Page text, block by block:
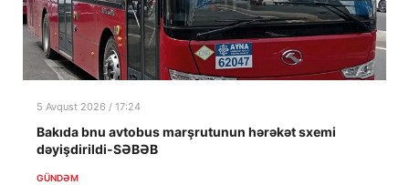
5 Avqust 2026 / 17:24
Bakıda bnu avtobus marşrutunun hərəkət sxemi
dəyişdirildi-SƏBƏB
GÜNDƏM